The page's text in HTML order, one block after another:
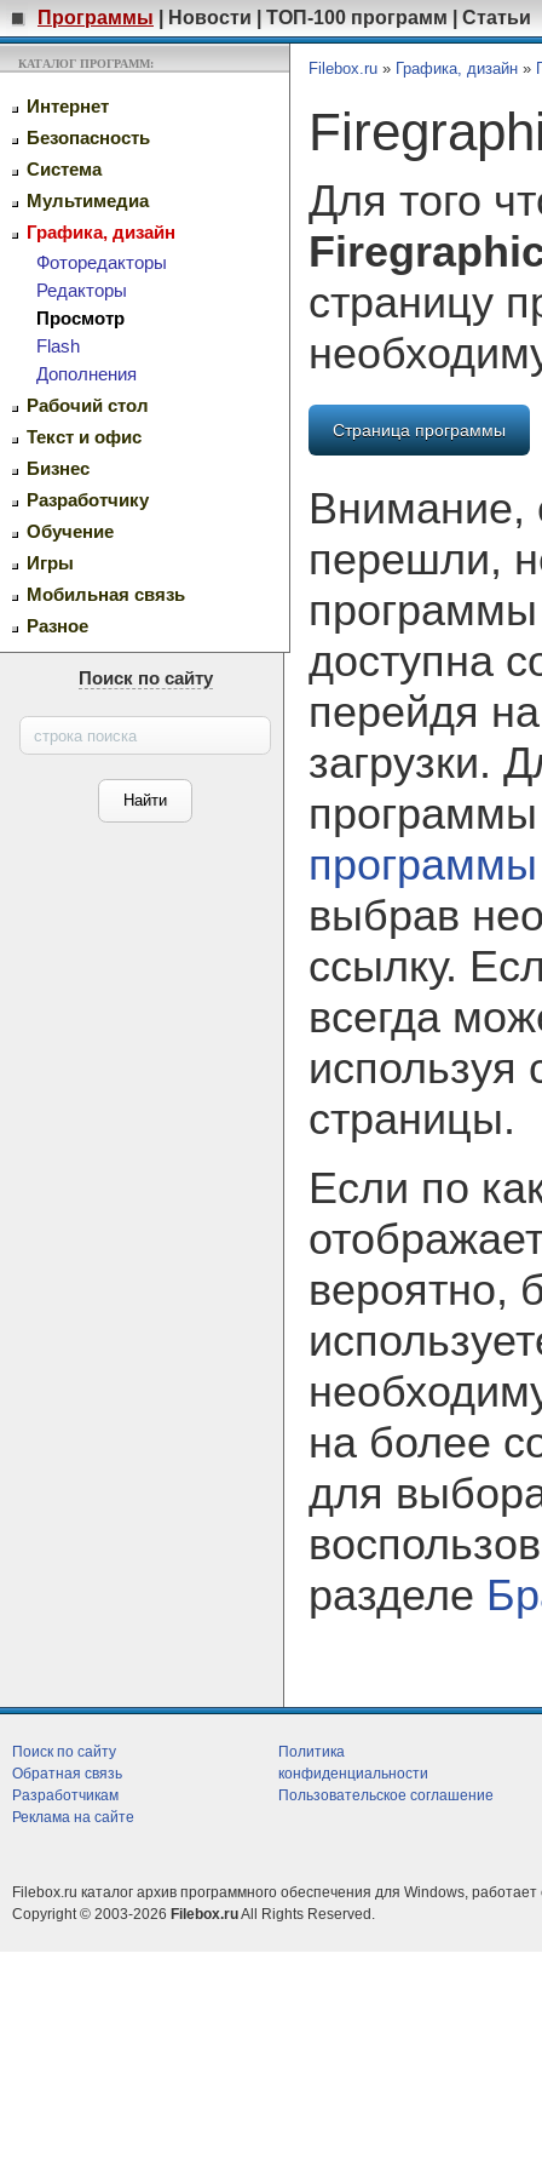
Программы Новости ТОП-100 программ Статьи
КАТАЛОГ ПРОГРАММ:
Интернет
Безопасность
Система
Мультимедиа
Графика, дизайн
Фоторедакторы
Редакторы
Просмотр
Flash
Дополнения
Рабочий стол
Текст и офис
Бизнес
Разработчику
Обучение
Игры
Мобильная связь
Разное
Поиск по сайту
Filebox.ru » Графика, дизайн »
Для того
страницу
Страница программы
Внимание,
перешли,
доступна
перейдя
загрузки.
программы
выбрав
ссылку.
всегда
используя
страницы.
Если по
вероятно,
на более
для
разделе
Поиск по сайту
Обратная связь
Разработчикам
Реклама на сайте
Политика
конфиденциальности
Пользовательское соглашение
Filebox.ru каталог архив программного обеспечения для Windows, работает
Copyright © 2003-2026 Filebox.ruAll Rights Reserved.